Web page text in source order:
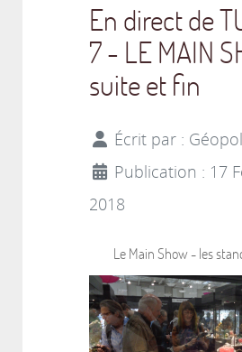
En direct de
7 - LE MAIN
suite et fin
Écrit par :
Publication : 17
2018
Le Main Show - les